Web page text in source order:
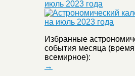
июль 2023 года
Избранные
события месяца (время
→